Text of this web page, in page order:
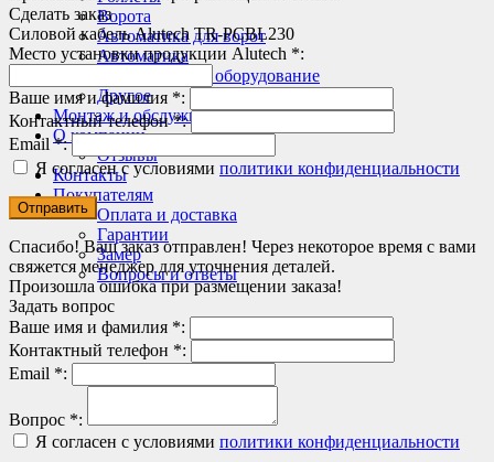
Ворота
Автоматика для ворот
Автоматика
Перегрузочное оборудование
Другое
Монтаж и обслуживание
О компании
Отзывы
Контакты
Покупателям
Оплата и доставка
Гарантии
Замер
Вопросы и ответы
Сделать заказ
Силовой кабель Alutech TR-PCBL230
Место установки продукции Alutech *:
Ваше имя и фамилия *:
Контактный телефон *:
Email *:
Я согласен с условиями политики конфиденциальности
Спасибо! Ваш заказ отправлен! Через некоторое время с вами
свяжется менеджер для уточнения деталей.
Произошла ошибка при размещении заказа!
Задать вопрос
Ваше имя и фамилия *:
Контактный телефон *:
Email *:
Вопрос *:
Я согласен с условиями политики конфиденциальности